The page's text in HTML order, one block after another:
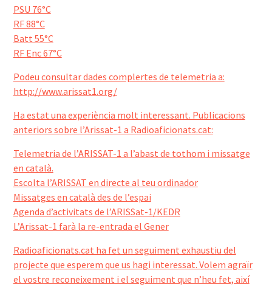
PSU 76°C
RF 88°C
Batt 55°C
RF Enc 67°C
Podeu consultar dades complertes de telemetria a:
http://www.arissat1.org/
Ha estat una experiència molt interessant. Publicacions
anteriors sobre l’Arissat-1 a Radioaficionats.cat:
Telemetria de l’ARISSAT-1 a l’abast de tothom i missatge
en català.
Escolta l’ARISSAT en directe al teu ordinador
Missatges en català des de l’espai
Agenda d’activitats de l’ARISSat-1/KEDR
L’Arissat-1 farà la re-entrada el Gener
Radioaficionats.cat ha fet un seguiment exhaustiu del
projecte que esperem que us hagi interessat. Volem agraïr
el vostre reconeixement i el seguiment que n’heu fet, així